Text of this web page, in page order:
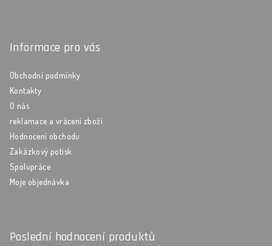
Informace pro vás
Obchodní podmínky
Kontakty
O nás
reklamace a vrácení zboží
Hodnocení obchodu
Zakázkový potisk
Spolupráce
Moje objednávka
Poslední hodnocení produktů